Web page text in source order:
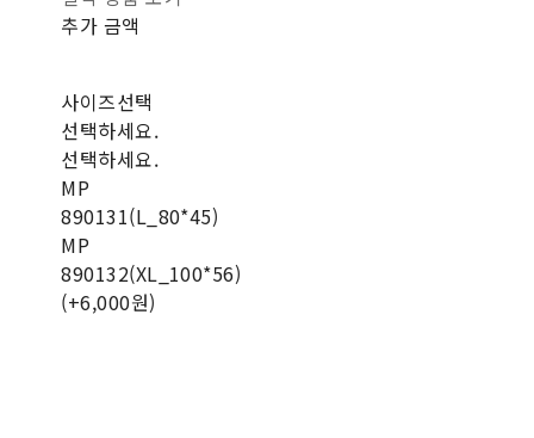
추가 금액
사이즈선택
선택하세요.
선택하세요.
MP
890131(L_80*45)
MP
890132(XL_100*56)
(+6,000원)